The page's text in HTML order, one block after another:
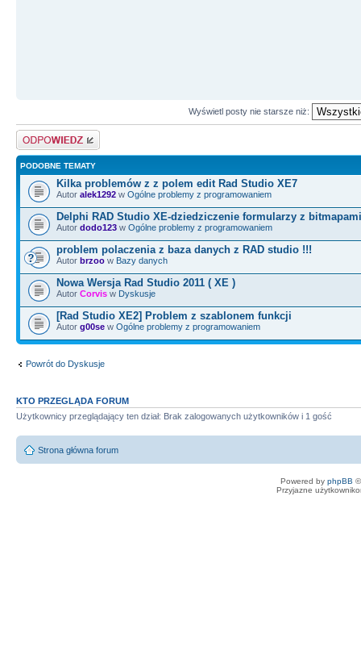
Wyświetl posty nie starsze niż:
Odpowiedz
PODOBNE TEMATY
Kilka problemów z z polem edit Rad Studio XE7
Autor alek1292 w Ogólne problemy z programowaniem
Delphi RAD Studio XE-dziedziczenie formularzy z bitmapami
Autor dodo123 w Ogólne problemy z programowaniem
problem polaczenia z baza danych z RAD studio !!!
Autor brzoo w Bazy danych
Nowa Wersja Rad Studio 2011 ( XE )
Autor Corvis w Dyskusje
[Rad Studio XE2] Problem z szablonem funkcji
Autor g00se w Ogólne problemy z programowaniem
Powrót do Dyskusje
KTO PRZEGLĄDA FORUM
Użytkownicy przeglądający ten dział: Brak zalogowanych użytkowników i 1 gość
Strona główna forum
Powered by phpBB
Przyjazne